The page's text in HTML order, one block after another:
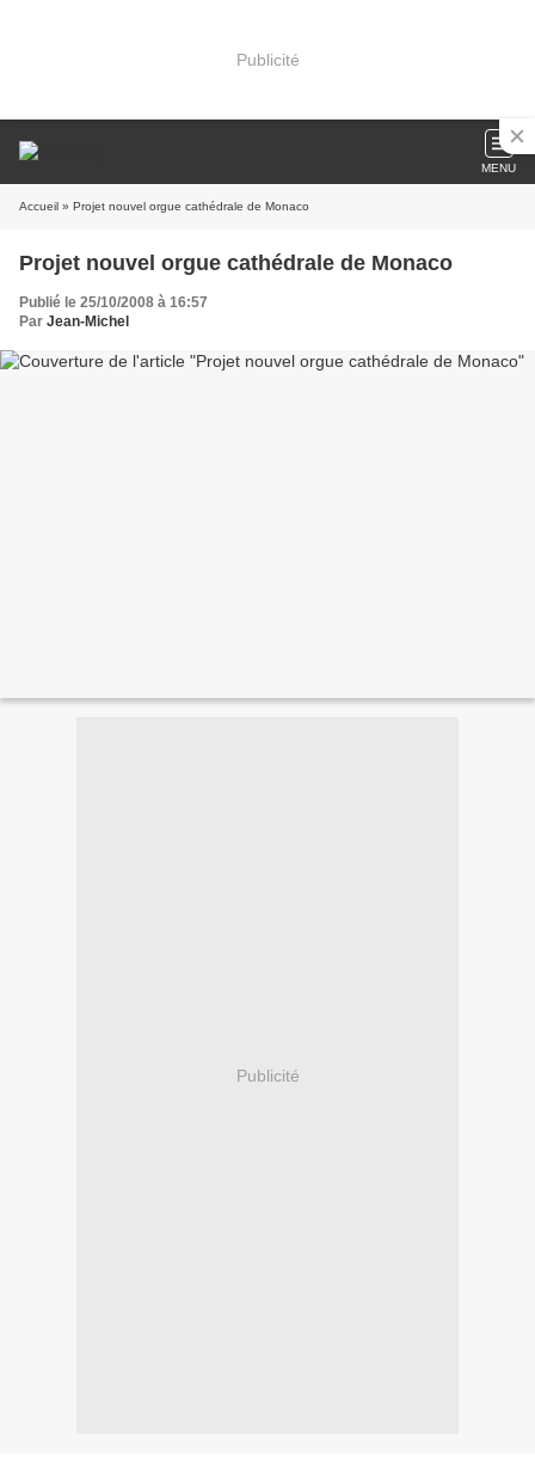
Publicité
MENU
Accueil » Projet nouvel orgue cathédrale de Monaco
Projet nouvel orgue cathédrale de Monaco
Publié le 25/10/2008 à 16:57
Par Jean-Michel
Publicité